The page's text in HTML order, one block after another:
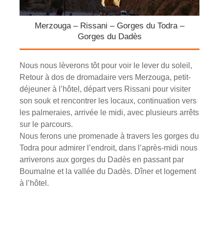
Merzouga – Rissani – Gorges du Todra –
Gorges du Dadès
Nous nous lèverons tôt pour voir le lever du soleil,
Retour à dos de dromadaire vers Merzouga, petit-
déjeuner à l’hôtel, départ vers Rissani pour visiter
son souk et rencontrer les locaux, continuation vers
les palmeraies, arrivée le midi, avec plusieurs arrêts
sur le parcours.
Nous ferons une promenade à travers les gorges du
Todra pour admirer l’endroit, dans l’après-midi nous
arriverons aux gorges du Dadès en passant par
Boumalne et la vallée du Dadès. Dîner et logement
à l’hôtel.